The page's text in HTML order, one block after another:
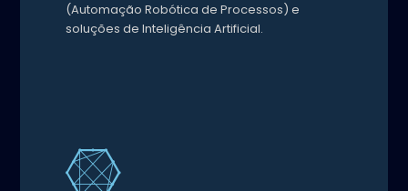
(Automação Robótica de Processos) e
soluções de Inteligência Artificial.